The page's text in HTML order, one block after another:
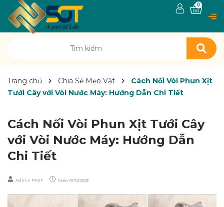
0
Trang chủ Chia Sẻ Mẹo Vặt
Cách Nối Vòi Phun Xịt
Tưới Cây với Vòi Nước Máy: Hướng Dẫn Chi Tiết
Cách Nối Vòi Phun Xịt Tưới Cây
với Vòi Nước Máy: Hướng Dẫn
Chi Tiết
Admin PKST Ngày 01/12/2023